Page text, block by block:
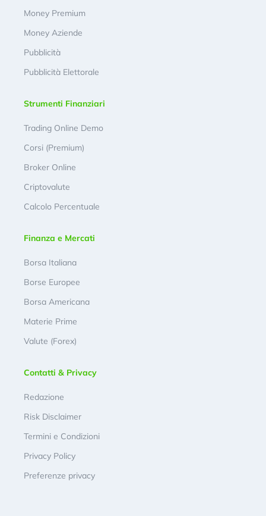
Money Premium
Money Aziende
Pubblicità
Pubblicità Elettorale
Strumenti Finanziari
Trading Online Demo
Corsi (Premium)
Broker Online
Criptovalute
Calcolo Percentuale
Finanza e Mercati
Borsa Italiana
Borse Europee
Borsa Americana
Materie Prime
Valute (Forex)
Contatti & Privacy
Redazione
Risk Disclaimer
Termini e Condizioni
Privacy Policy
Preferenze privacy